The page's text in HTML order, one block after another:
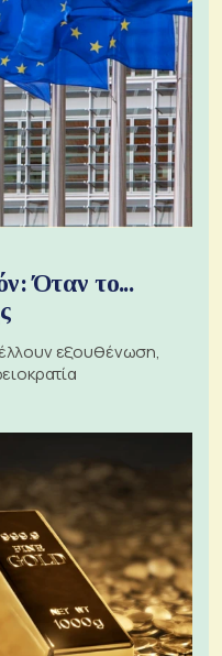
Όταν το...
εξουθένωση,